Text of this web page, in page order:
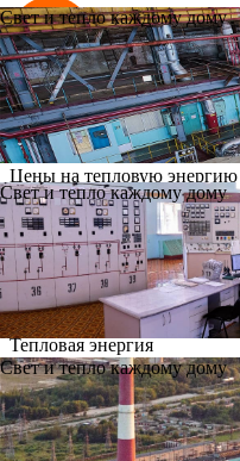
Свет и тепло каждому дому
Свет и тепло каждому дому
Свет и тепло каждому дому
Тепловая энергия
в паре
Цены на тепловую энергию
договорной основе с
Тепловая энергия
в горячей воде
Тарифы на отпускаемую
воде утверждает Главное
энергетическая комиссия